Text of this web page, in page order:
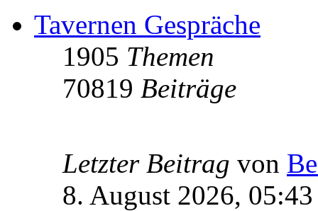
Tavernen Gespräche
1905 Themen
70819 Beiträge
Letzter Beitrag von
8. August 2026, 05:43